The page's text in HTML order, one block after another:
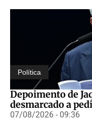
Política
Depoimento de
desmarcado a
07/08/2026 - 09:36